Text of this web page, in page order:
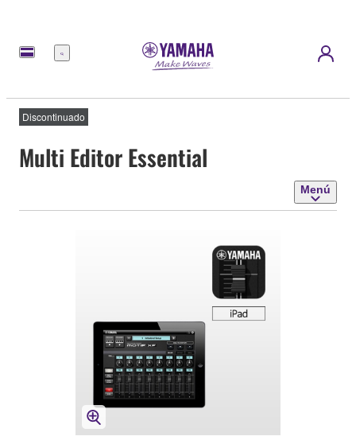
Menú
Discontinuado
Multi Editor Essential
Menú